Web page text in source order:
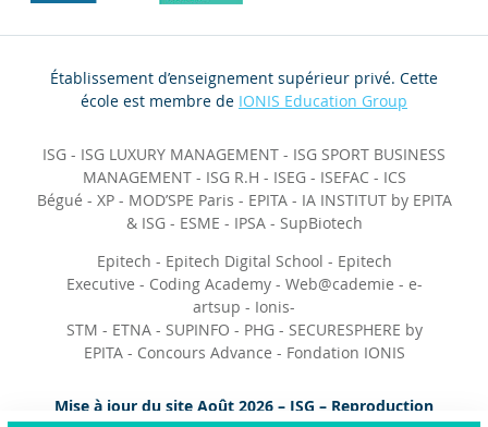
Établissement d’enseignement supérieur privé. Cette
école est membre de IONIS Education Group
ISG - ISG LUXURY MANAGEMENT - ISG SPORT BUSINESS
MANAGEMENT- ISG R.H - ISEG- ISEFAC- ICS
Bégué - XP- MOD’SPE Paris - EPITA- IA INSTITUT by EPITA
& ISG- ESME - IPSA- SupBiotech
Epitech - Epitech Digital School - Epitech
Executive - Coding Academy- Web@cademie - e-
artsup - Ionis-
STM - ETNA- SUPINFO - PHG- SECURESPHERE by
EPITA- Concours Advance - Fondation IONIS
Mise à jour du site Août 2026 – ISG – Reproduction